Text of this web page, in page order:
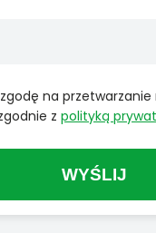
na
z polityką
WYŚLIJ